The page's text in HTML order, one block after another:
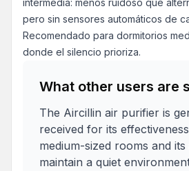
intermedia: menos ruidoso que
pero sin sensores automáticos de
Recomendado para dormitorios
donde el silencio prioriza.
What other users are
The Aircillin air purifier is
received for its
medium-sized rooms and its
maintain a quiet